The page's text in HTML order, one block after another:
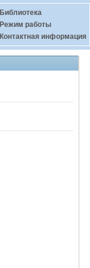
Библиотека
Режим работы
Контактная информация